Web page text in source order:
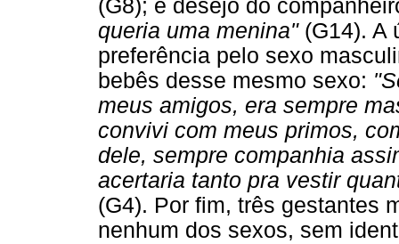
(G8); e desejo do
queria uma menina"(G14). A
preferência pelo sexo
bebês desse mesmo sexo:
meus amigos, era sempre
convivi com meus primos,
dele, sempre companhia
acertaria tanto pra vestir
(G4). Por fim, três gestantes
nenhum dos sexos, sem